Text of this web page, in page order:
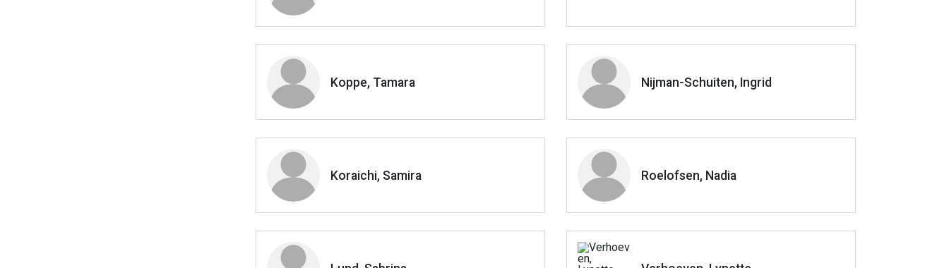
Koppe, Tamara
Koraichi, Samira
Nijman-Schuiten, Ingrid
Roelofsen, Nadia